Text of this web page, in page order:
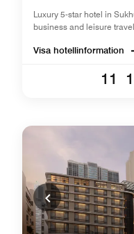
Luxury 5-star hotel in
business and leisure
Visa hotellinformation
11